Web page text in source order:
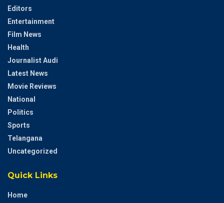
Editors
Entertainment
Film News
Health
Journalist Audi
Latest News
Movie Reviews
National
Politics
Sports
Telangana
Uncategorized
Quick Links
Home